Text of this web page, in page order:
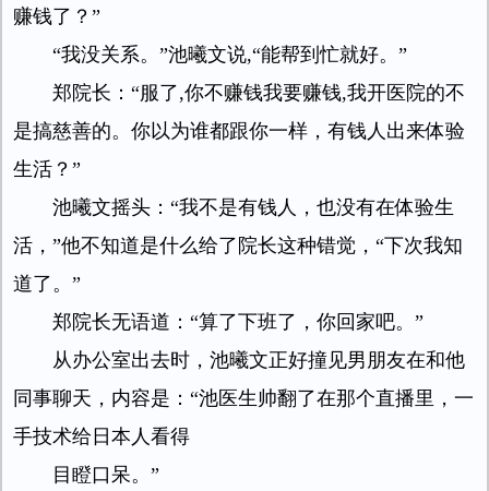
赚钱了？”
“我没关系。”池曦文说,“能帮到忙就好。”
郑院长：“服了,你不赚钱我要赚钱,我开医院的不
是搞慈善的。你以为谁都跟你一样，有钱人出来体验
生活？”
池曦文摇头：“我不是有钱人，也没有在体验生
活，”他不知道是什么给了院长这种错觉，“下次我知
道了。”
郑院长无语道：“算了下班了，你回家吧。”
从办公室出去时，池曦文正好撞见男朋友在和他
同事聊天，内容是：“池医生帅翻了在那个直播里，一
手技术给日本人看得
目瞪口呆。”